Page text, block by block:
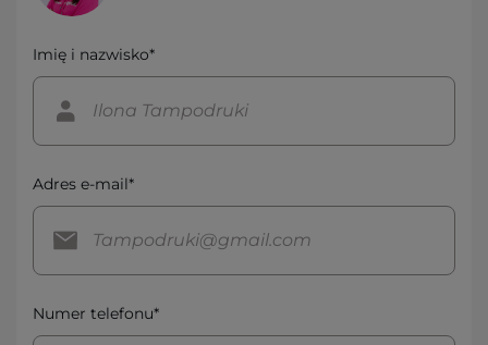
Imię i nazwisko*
Adres e-mail*
Numer telefonu*